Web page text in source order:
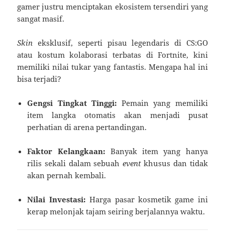
gamer justru menciptakan ekosistem tersendiri yang
sangat masif.
Skin eksklusif, seperti pisau legendaris di CS:GO
atau kostum kolaborasi terbatas di Fortnite, kini
memiliki nilai tukar yang fantastis. Mengapa hal ini
bisa terjadi?
Gengsi Tingkat Tinggi: Pemain yang memiliki
item langka otomatis akan menjadi pusat
perhatian di arena pertandingan.
Faktor Kelangkaan: Banyak item yang hanya
rilis sekali dalam sebuah eventkhusus dan tidak
akan pernah kembali.
Nilai Investasi: Harga pasar kosmetik game ini
kerap melonjak tajam seiring berjalannya waktu.